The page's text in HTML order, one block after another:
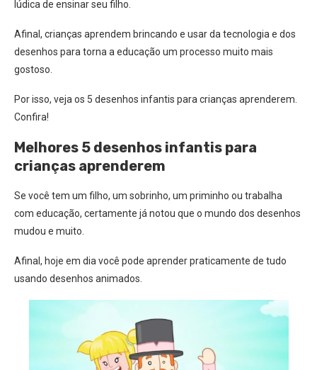
lúdica de ensinar seu filho.
Afinal, crianças aprendem brincando e usar da tecnologia e dos
desenhos para torna a educação um processo muito mais
gostoso.
Por isso, veja os 5 desenhos infantis para crianças aprenderem.
Confira!
Melhores 5 desenhos infantis para
crianças aprenderem
Se você tem um filho, um sobrinho, um priminho ou trabalha
com educação, certamente já notou que o mundo dos desenhos
mudou e muito.
Afinal, hoje em dia você pode aprender praticamente de tudo
usando desenhos animados.